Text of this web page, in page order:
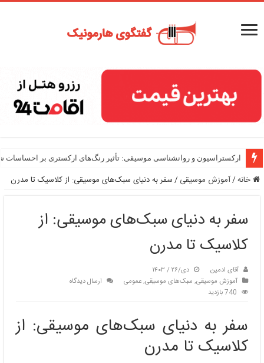
ارکستراسیون و روانشناسی موسیقی: تأثیر رنگ‌های ارکستری بر احساسات
هارمونی در موسیقی ایرانی: دستگاه‌ها و گوشه‌ها
خانه/آموزش موسیقی/سفر به دنیای سبک‌های موسیقی: از کلاسیک تا مدرن
سفر به دنیای سبک‌های موسیقی: از
کلاسیک تا مدرن
آقای ادمین
دی/۲۶ / ۱۴۰۳
آموزش موسیقی, سبک‌های موسیقی,عمومی
ارسال دیدگاه
740 بازدید
سفر به دنیای سبک‌های موسیقی: از
کلاسیک تا مدرن